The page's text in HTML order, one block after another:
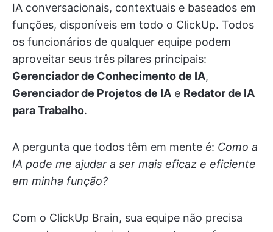
IA conversacionais, contextuais e baseados em
funções, disponíveis em todo o ClickUp. Todos
os funcionários de qualquer equipe podem
aproveitar seus três pilares principais:
Gerenciador de Conhecimento de IA,
Gerenciador de Projetos de IA e Redator de IA
para Trabalho.
A pergunta que todos têm em mente é: Como a
IA pode me ajudar a ser mais eficaz e eficiente
em minha função?
Com o ClickUp Brain, sua equipe não precisa